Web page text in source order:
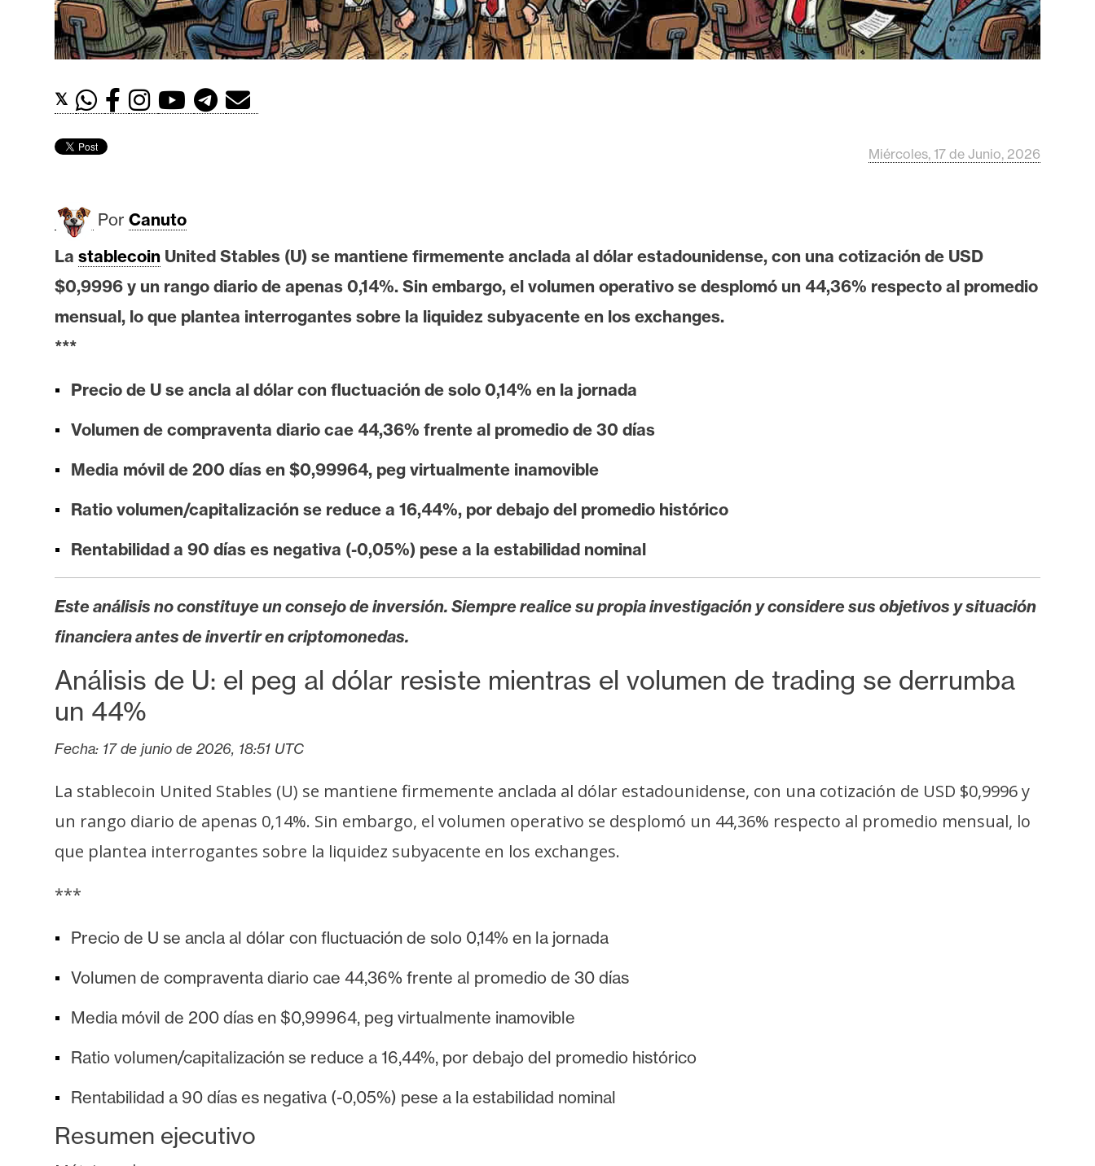
t
h
e
e
m
I
A
A
n
l
s
t
d
e
r
n
s
T
m
a
c
r
o
𝕏
Miércoles, 17 de Junio, 2026
Por Canuto
La stablecoin United Stables (U) se mantiene firmemente anclada al dólar estadounidense, con una cotización de USD
$0,9996 y un rango diario de apenas 0,14%. Sin embargo, el volumen operativo se desplomó un 44,36% respecto al promedio
mensual, lo que plantea interrogantes sobre la liquidez subyacente en los exchanges.
***
Precio de U se ancla al dólar con fluctuación de solo 0,14% en la jornada
Volumen de compraventa diario cae 44,36% frente al promedio de 30 días
Media móvil de 200 días en $0,99964, peg virtualmente inamovible
Ratio volumen/capitalización se reduce a 16,44%, por debajo del promedio histórico
Rentabilidad a 90 días es negativa (-0,05%) pese a la estabilidad nominal
Este análisis no constituye un consejo de inversión. Siempre realice su propia investigación y considere sus objetivos y situación
financiera antes de invertir en criptomonedas.
Análisis de U: el peg al dólar resiste mientras el volumen de trading se derrumba
un 44%
Fecha: 17 de junio de 2026, 18:51 UTC
La stablecoin United Stables (U) se mantiene firmemente anclada al dólar estadounidense, con una cotización de USD $0,9996 y
un rango diario de apenas 0,14%. Sin embargo, el volumen operativo se desplomó un 44,36% respecto al promedio mensual, lo
que plantea interrogantes sobre la liquidez subyacente en los exchanges.
***
Precio de U se ancla al dólar con fluctuación de solo 0,14% en la jornada
Volumen de compraventa diario cae 44,36% frente al promedio de 30 días
Media móvil de 200 días en $0,99964, peg virtualmente inamovible
Ratio volumen/capitalización se reduce a 16,44%, por debajo del promedio histórico
Rentabilidad a 90 días es negativa (-0,05%) pese a la estabilidad nominal
Resumen ejecutivo